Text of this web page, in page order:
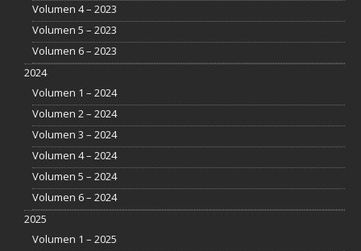
Volumen 4 – 2023
Volumen 5 – 2023
Volumen 6 – 2023
2024
Volumen 1 – 2024
Volumen 2 – 2024
Volumen 3 – 2024
Volumen 4 – 2024
Volumen 5 – 2024
Volumen 6 – 2024
2025
Volumen 1 – 2025